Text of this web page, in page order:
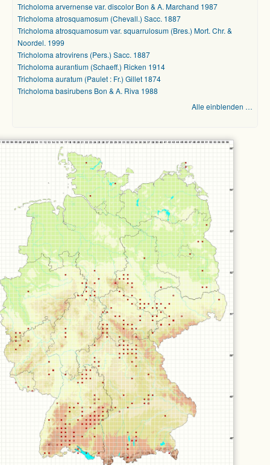
Tricholoma arvernense var. discolor Bon & A. Marchand 1987
Tricholoma atrosquamosum (Chevall.) Sacc. 1887
Tricholoma atrosquamosum var. squarrulosum (Bres.) Mort. Chr. &
Noordel. 1999
Tricholoma atrovirens (Pers.) Sacc. 1887
Tricholoma aurantium (Schaeff.) Ricken 1914
Tricholoma auratum (Paulet : Fr.) Gillet 1874
Tricholoma basirubens Bon & A. Riva 1988
Alle einblenden …